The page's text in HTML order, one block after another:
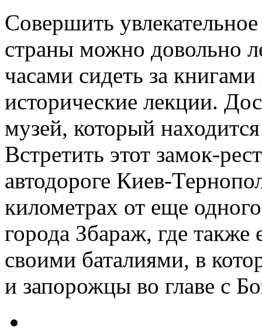
Совершить
страны можно довольно
часами сидеть за
исторические лекции.
музей, который
Встретить этот замок-
автодороге Киев-
километрах от еще
города Збараж, где также
своими баталиями, в
и запорожцы во главе с